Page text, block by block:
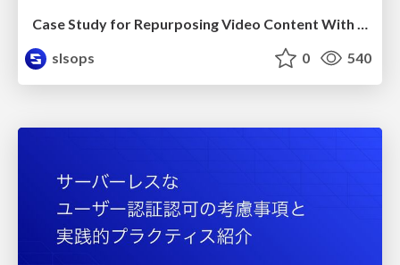
Case Study for Repurposing Video Content With Generative AI / AWS Community Day Taiwan 2024
slsops
0 540